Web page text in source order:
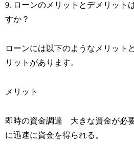
9. ローンのメリットとデメリット
すか？
ローンには以下のようなメリット
リットがあります。
メリット
即時の資金調達 大きな資金が必
に迅速に資金を得られる。